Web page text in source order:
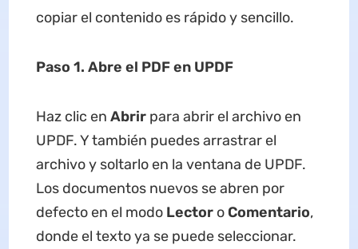
copiar el contenido es rápido y sencillo.
Paso 1. Abre el PDF en UPDF
Haz clic en Abrirpara abrir el archivo en
UPDF. Y también puedes arrastrar el
archivo y soltarlo en la ventana de UPDF.
Los documentos nuevos se abren por
defecto en el modo Lectoro Comentario,
donde el texto ya se puede seleccionar.